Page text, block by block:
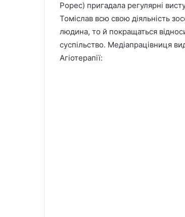
Popec) пригадала регулярні
Томіслав всю свою діяльність
людина, то й покращаться
суспільство. Медіапрацівниця
Агіотерапії: